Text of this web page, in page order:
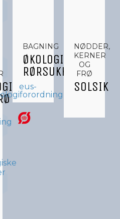
BAGNING
ØKOLOGISK
RØRSUKKER
NØDDER,
KERNER
OG
FRØ